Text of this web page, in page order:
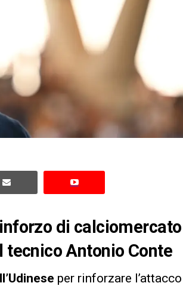
di calciomercato
Antonio Conte
per rinforzare l’attacco